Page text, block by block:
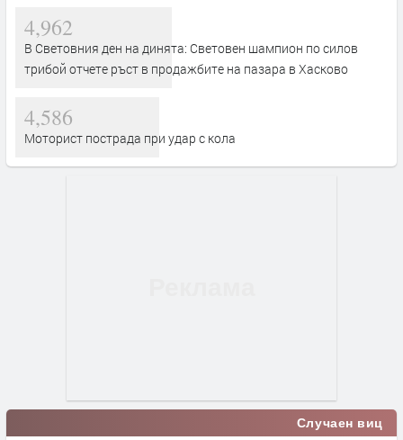
4,962
В Световния ден на динята: Световен шампион по силов
трибой отчете ръст в продажбите на пазара в Хасково
4,586
Моторист пострада при удар с кола
Случаен виц